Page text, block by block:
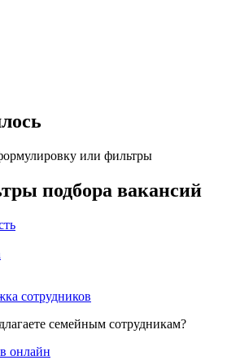
или фильтры
подбора вакансий
сотрудников
семейным сотрудникам?
онлайн